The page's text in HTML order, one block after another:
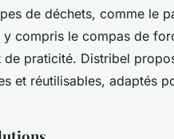
de déchets, comme le
compris le compas de
praticité. Distribel
et réutilisables, adaptés